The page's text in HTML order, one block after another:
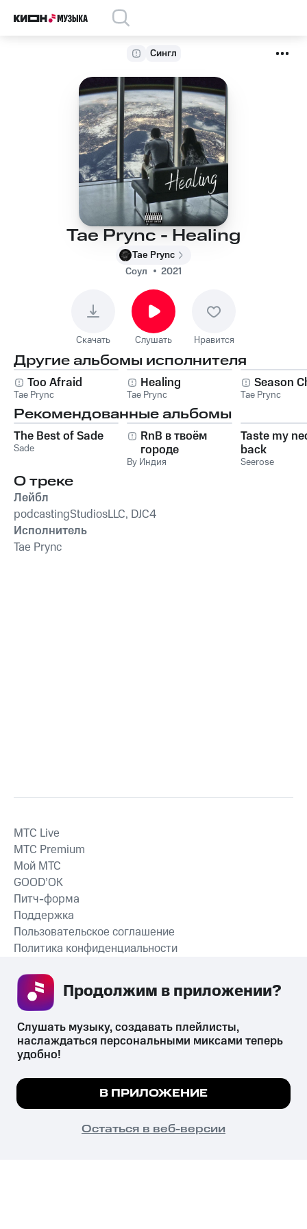
Сингл
Tae Prync - Healing
Tae Prync
Соул
2021
Скачать Слушать Нравится
Другие альбомы исполнителя
Too Afraid
Tae Prync
Healing
Tae Prync
Season
Tae Prync
Рекомендованные альбомы
The Best of Sade
Sade
RnB в твоём
городе
By Индия
Taste my
back
Seerose
О треке
Лейбл
podcastingStudiosLLC, DJC4
Исполнитель
Tae Prync
СКАЧАТЬ ПРИЛОЖЕНИЕ
MTС Live
MTС Premium
Мой МТС
GOOD’OK
Питч-форма
Поддержка
Пользовательское соглашение
Политика конфиденциальности
психотропных веществ, их аналогов причиняет вред здоровью,
их незаконный оборот запрещён и влечёт установленную
законодательством ответственность.
© 2026 ООО «КИОН».
Все права защищены
Мы используем куки, чтобы на сайте все
Подробнее
ПОНЯТНО
Слушать музыку, создавать плейлисты,
наслаждаться персональными миксами теперь
удобно!
В ПРИЛОЖЕНИЕ
Остаться в веб-версии